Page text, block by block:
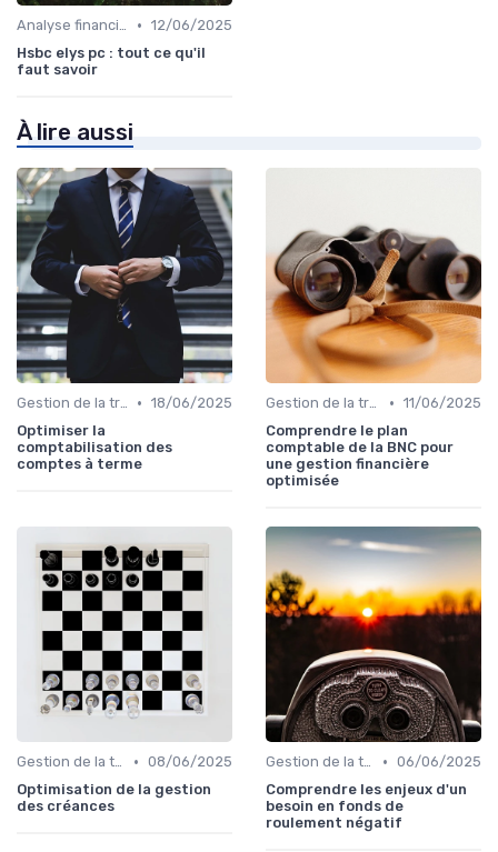
Analyse financière • 12/06/2025
Hsbc elys pc : tout ce qu'il
faut savoir
À lire aussi
Gestion de la trésorerie & cash management • 18/06/2025
Optimiser la
comptabilisation des
comptes à terme
Gestion de la trésorerie & cash management • 11/06/2025
Comprendre le plan
comptable de la BNC pour
une gestion financière
optimisée
Gestion de la trésorerie & cash management • 08/06/2025
Optimisation de la gestion
des créances
Gestion de la trésorerie & cash management • 06/06/2025
Comprendre les enjeux d'un
besoin en fonds de
roulement négatif